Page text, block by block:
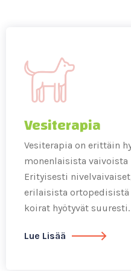
Vesiterapia
Vesiterapia on erittäin
monenlaisista
Erityisesti
erilaisista
koirat hyötyvät suuresti.
Lue Lisää